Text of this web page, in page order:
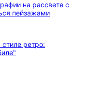
на рассвете с
пейзажами